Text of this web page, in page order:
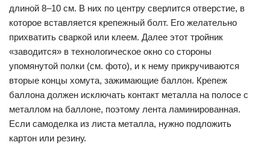
длиной 8–10 см. В них по центру сверлится отверстие, в
которое вставляется крепежный болт. Его желательно
прихватить сваркой или клеем. Далее этот тройник
«заводится» в технологическое окно со стороны
упомянутой полки (см. фото), и к нему прикручиваются
вторые концы хомута, зажимающие баллон. Крепеж
баллона должен исключать контакт металла на полосе с
металлом на баллоне, поэтому лента ламинированная.
Если самоделка из листа металла, нужно подложить
картон или резину.